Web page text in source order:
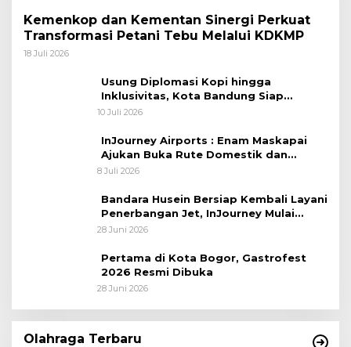
Kemenkop dan Kementan Sinergi Perkuat
Transformasi Petani Tebu Melalui KDKMP
18 Juli 2026
Usung Diplomasi Kopi hingga
Inklusivitas, Kota Bandung Siap
Sambut 25 Duta Besar di Festival Asia
10 Juli 2026
InJourney Airports : Enam Maskapai
Ajukan Buka Rute Domestik dan
Internasional dari Bandara Husein
8 Juli 2026
Bandara Husein Bersiap Kembali Layani
Penerbangan Jet, InJourney Mulai
Tahap Optimalisasi
28 Juni 2026
Pertama di Kota Bogor, Gastrofest
2026 Resmi Dibuka
28 Juni 2026
Olahraga Terbaru